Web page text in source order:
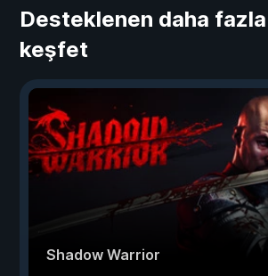
Desteklenen daha
keşfet
Shadow Warrior